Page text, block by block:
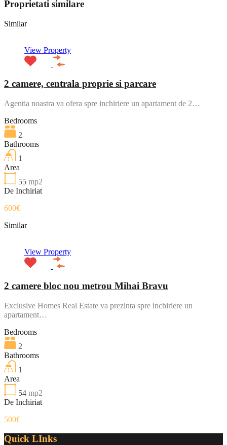
Proprietati similare
Similar
View Property
2 camere, centrala proprie si parcare
Agentia noastra va ofera spre inchiriere un apartament de 2…
Bedrooms
2
Bathrooms
1
Area
55 mp2
De Inchiriat
600€
Similar
View Property
2 camere bloc nou metrou Mihai Bravu
Exclusive Homes Real Estate va prezinta spre inchiriere un
apartament…
Bedrooms
2
Bathrooms
1
Area
54 mp2
De Inchiriat
500€
Quick LInks